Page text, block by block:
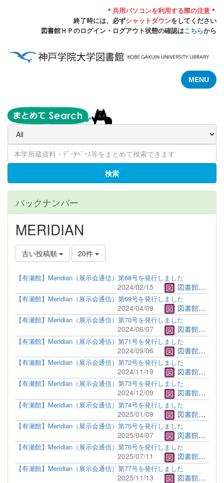
＊共用パソコンを利用する際の注意＊
終了時には、必ずシャットダウンをしてください
図書館ＨＰのログイン・ログアウト状態の確認はこちらから
MENU
検索
バックナンバー
MERIDIAN
古い投稿順 20件
【有瀬館】Meridian（展示会通信）第68号を発行しました
2024/02/15 図書館管理者
【有瀬館】Meridian（展示会通信）第69号を発行しました
2024/04/09 図書館管理者
【有瀬館】Meridian（展示会通信）第70号を発行しました
2024/06/07 図書館管理者
【有瀬館】Meridian（展示会通信）第71号を発行しました
2024/09/06 図書館管理者
【有瀬館】Meridian（展示会通信）第72号を発行しました
2024/11/19 図書館管理者
【有瀬館】Meridian（展示会通信）第73号を発行しました
2024/12/09 図書館管理者
【有瀬館】Meridian（展示会通信）第74号を発行しました
2025/01/09 図書館管理者
【有瀬館】Meridian（展示会通信）第75号を発行しました
2025/04/07 図書館管理者
【有瀬館】Meridian（展示会通信）第76号を発行しました
2025/07/11 図書館管理者
【有瀬館】Meridian（展示会通信）第77号を発行しました
2025/11/13 図書館管理者